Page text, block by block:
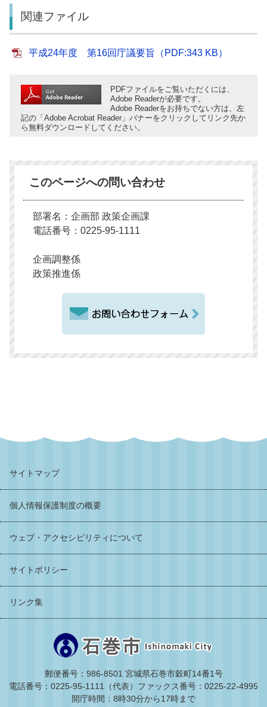
関連ファイル
平成24年度 第16回庁議要旨（PDF:343 KB）
PDFファイルをご覧いただくには、
Adobe Readerが必要です。
Adobe Readerをお持ちでない方は、左
記の「Adobe Acrobat Reader」バナーをクリックしてリンク先か
ら無料ダウンロードしてください。
このページへの問い合わせ
部署名：企画部 政策企画課
電話番号：0225-95-1111
企画調整係
政策推進係
サイトマップ
個人情報保護制度の概要
ウェブ・アクセシビリティについて
サイトポリシー
リンク集
郵便番号：986-8501 宮城県石巻市穀町14番1号
電話番号：0225-95-1111（代表） ファックス番号：0225-22-4995
開庁時間：8時30分から17時まで